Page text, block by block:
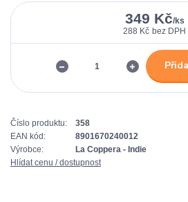
349 Kč/ks
288 Kč bez DPH
Číslo produktu:
358
EAN kód:
8901670240012
Výrobce:
La Coppera - Indie
Hlídat cenu / dostupnost